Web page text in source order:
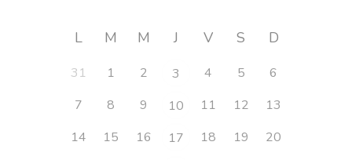
L M M J V S D
31 1 2 3 4 5
6
7
8 9 10 11 12
13
14
15 16 17 18 19
20